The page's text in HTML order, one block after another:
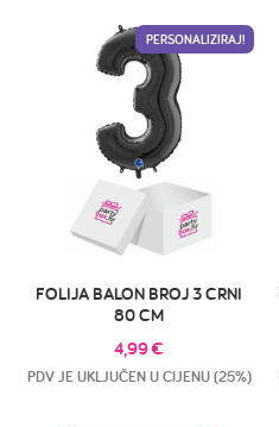
PERSONALIZIRAJ!
FOLIJA BALON BROJ 3 CRNI
80 CM
4,99€
PDV JE UKLJUČEN U CIJENU (25%)